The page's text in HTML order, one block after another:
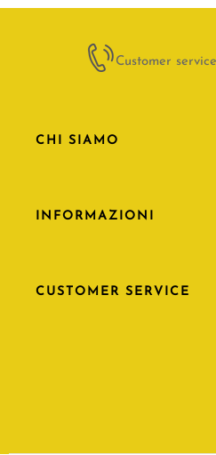
Customer
CHI SIAMO
INFORMAZIONI
CUSTOMER SERVICE